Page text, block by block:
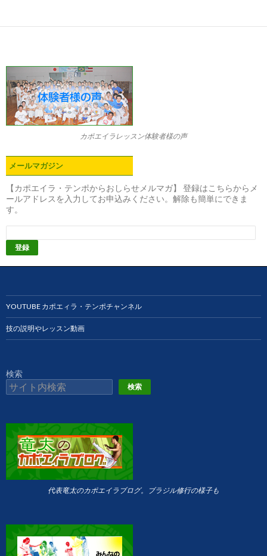
シ
ン
カポエイラレッスン体験者様の声
メールマガジン
【カポエイラ・テンポからおしらせメルマガ】 登録はこちらからメ
ールアドレスを入力してお申込みください。解除も簡単にできま
す。
YOUTUBE カポエィラ・テンポチャンネル
技の説明やレッスン動画
検索
検索
代表竜太のカポエイラブログ。ブラジル修行の様子も